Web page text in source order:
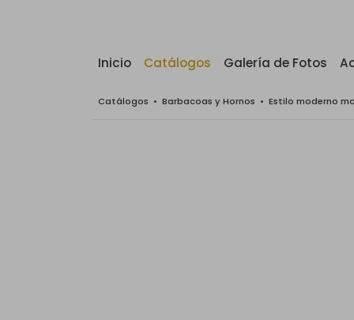
Inicio Catálogos Galería de Fotos
Catálogos • Barbacoas y Hornos • Estilo moderno